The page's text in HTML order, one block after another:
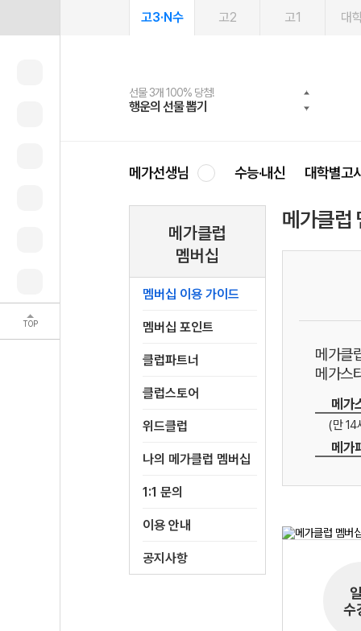
TOP
고3·N수 고2 고1 대
선물 3개 100% 당첨!
행운의 선물 뽑기
선물 100% 증정!
메가스터디 X 올리브
여름방학 스터디 캐시백
메가런 썸머스쿨
2027 러셀 단과
강사 공개선발
스마트러닝앱
설문 EVENT
메가패스
3일 무료 체험권
메가패스 수강생 무료혜택!
메가클럽 멤버십
사회공헌 캠페인
희망이룸 메가나눔
메가선생님 수능·내신 대학별고
메가클럽
멤버십
멤버십 이용 가이드
멤버십 포인트
클럽파트너
클럽스토어
위드클럽
나의 메가클럽 멤버십
1:1 문의
이용 안내
공지사항
메가클럽
메가클
메가스
메가
(만 14
메가
수